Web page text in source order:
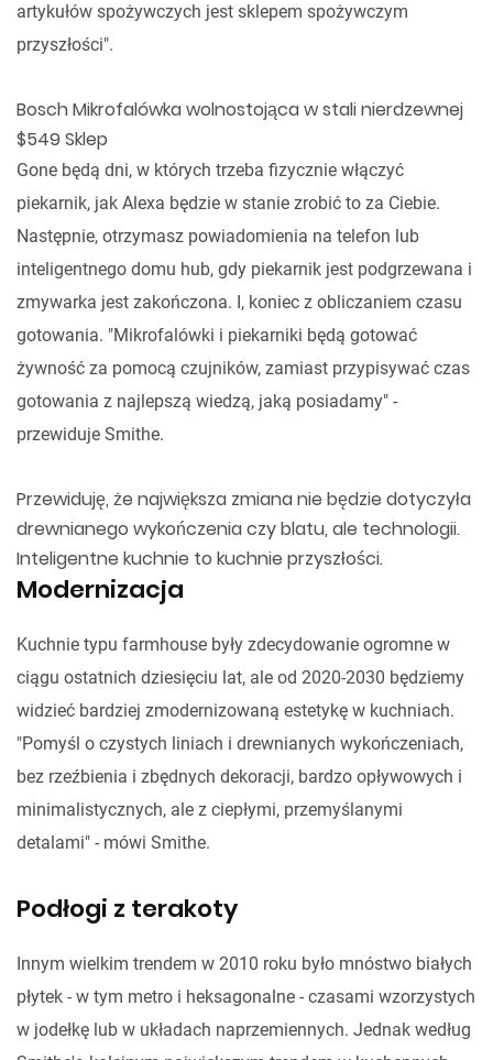
artykułów spożywczych jest sklepem spożywczym
przyszłości".
Bosch Mikrofalówka wolnostojąca w stali nierdzewnej
$549 Sklep
Gone będą dni, w których trzeba fizycznie włączyć
piekarnik, jak Alexa będzie w stanie zrobić to za Ciebie.
Następnie, otrzymasz powiadomienia na telefon lub
inteligentnego domu hub, gdy piekarnik jest podgrzewana i
zmywarka jest zakończona. I, koniec z obliczaniem czasu
gotowania. "Mikrofalówki i piekarniki będą gotować
żywność za pomocą czujników, zamiast przypisywać czas
gotowania z najlepszą wiedzą, jaką posiadamy" -
przewiduje Smithe.
Przewiduję, że największa zmiana nie będzie dotyczyła
drewnianego wykończenia czy blatu, ale technologii.
Inteligentne kuchnie to kuchnie przyszłości.
Modernizacja
Kuchnie typu farmhouse były zdecydowanie ogromne w
ciągu ostatnich dziesięciu lat, ale od 2020-2030 będziemy
widzieć bardziej zmodernizowaną estetykę w kuchniach.
"Pomyśl o czystych liniach i drewnianych wykończeniach,
bez rzeźbienia i zbędnych dekoracji, bardzo opływowych i
minimalistycznych, ale z ciepłymi, przemyślanymi
detalami" - mówi Smithe.
Podłogi z terakoty
Innym wielkim trendem w 2010 roku było mnóstwo białych
płytek - w tym metro i heksagonalne - czasami wzorzystych
w jodełkę lub w układach naprzemiennych. Jednak według